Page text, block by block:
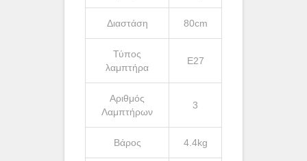
Διαστάση 80cm
Τύπος
λαμπτήρα
Ε27
Αριθμός
Λαμπτήρων
3
Βάρος 4.4kg